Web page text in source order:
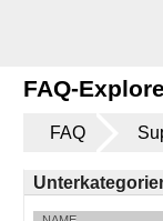
FAQ-
FAQ